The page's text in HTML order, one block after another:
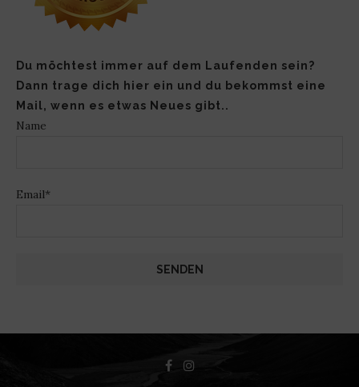
Du möchtest immer auf dem Laufenden sein?
Dann trage dich hier ein und du bekommst eine
Mail, wenn es etwas Neues gibt..
Name
Email*